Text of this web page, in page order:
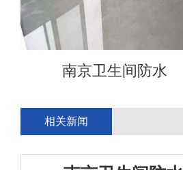
南京卫生间防水
相关新闻